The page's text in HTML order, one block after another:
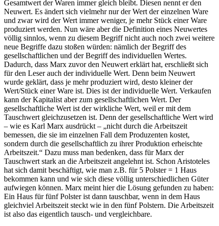
Gesamtwert der Waren immer gleich bleibt. Diesen nennt er den
Neuwert. Es ändert sich vielmehr nur der Wert der einzelnen Ware
und zwar wird der Wert immer weniger, je mehr Stück einer Ware
produziert werden. Nun wäre aber die Definition eines Neuwertes
völlig sinnlos, wenn zu diesem Begriff nicht auch noch zwei weitere
neue Begriffe dazu stoßen würden: nämlich der Begriff des
gesellschaftlichen und der Begriff des individuellen Wertes.
Dadurch, dass Marx zuvor den Neuwert erklärt hat, erschließt sich
für den Leser auch der individuelle Wert. Denn beim Neuwert
wurde geklärt, dass je mehr produziert wird, desto kleiner der
Wert/Stück einer Ware ist. Dies ist der individuelle Wert. Verkaufen
kann der Kapitalist aber zum gesellschaftlichen Wert. Der
gesellschaftliche Wert ist der wirkliche Wert, weil er mit dem
Tauschwert gleichzusetzen ist. Denn der gesellschaftliche Wert wird
– wie es Karl Marx ausdrückt – „nicht durch die Arbeitszeit
bemessen, die sie im einzelnen Fall dem Produzenten kostet,
sondern durch die gesellschaftlich zu ihrer Produktion erheischte
Arbeitszeit.“ Dazu muss man bedenken, dass für Marx der
Tauschwert stark an die Arbeitszeit angelehnt ist. Schon Aristoteles
hat sich damit beschäftigt, wie man z.B. für 5 Polster = 1 Haus
bekommen kann und wie sich diese völlig unterschiedlichen Güter
aufwiegen können. Marx meint hier die Lösung gefunden zu haben:
Ein Haus für fünf Polster ist dann tauschbar, wenn in dem Haus
gleichviel Arbeitszeit steckt wie in den fünf Polstern. Die Arbeitszeit
ist also das eigentlich tausch- und vergleichbare.